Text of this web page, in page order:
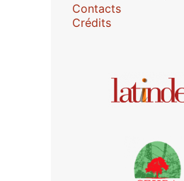
Contacts
Crédits
Affiliations/